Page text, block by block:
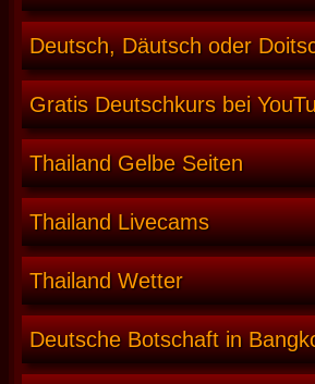
Deutsch, Däutsch oder
Gratis Deutschkurs bei
Thailand Gelbe Seiten
Thailand Livecams
Thailand Wetter
Deutsche Botschaft in